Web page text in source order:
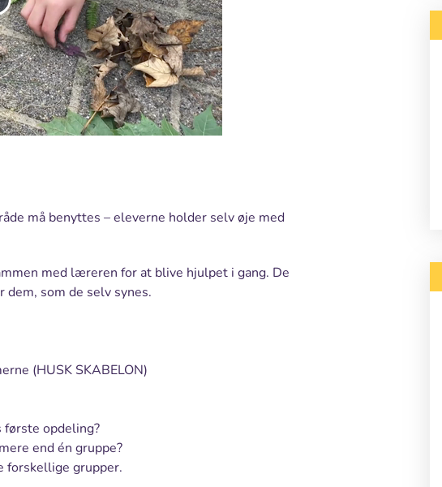
må benyttes – eleverne holder selv øje med
med læreren for at blive hjulpet i gang. De
dem, som de selv synes.
(HUSK SKABELON)
opdeling?
end én gruppe?
forskellige grupper.